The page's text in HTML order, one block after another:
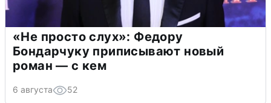
«Не просто слух»: Федору
Бондарчуку приписывают новый
роман — с кем
6 августа 52